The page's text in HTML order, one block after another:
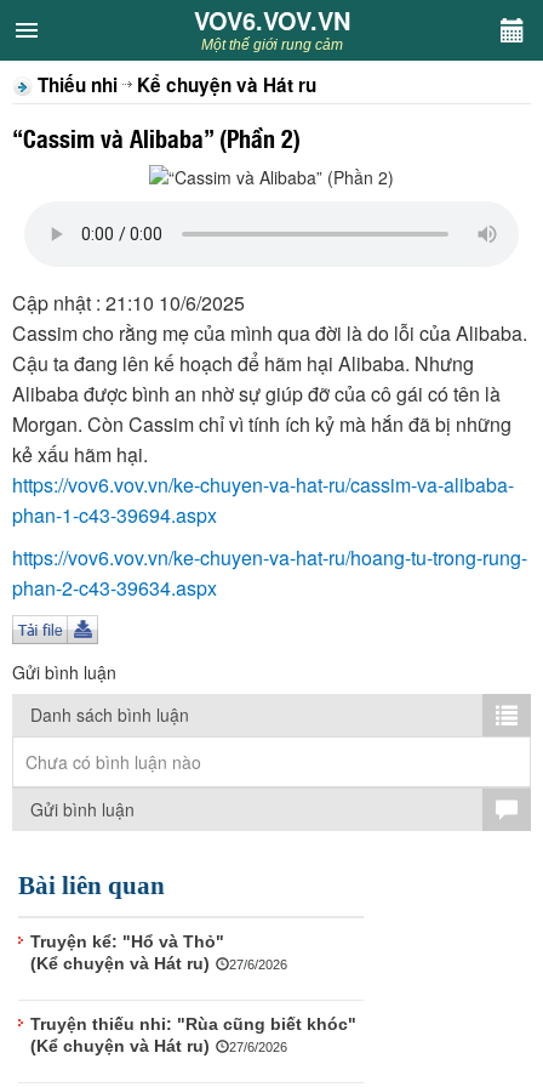
VOV6.VOV.VN
CHUYÊN MỤC
Khách VOV6
Sân khấu
Thiếu nhi
Kết nối VOV6
TÌM KIẾM
VOV6.VOV.VN
Một thế giới rung cảm
Thiếu nhi Kể chuyện và Hát ru
“Cassim và Alibaba” (Phần 2)
Cập nhật : 21:10 10/6/2025
Cassim cho rằng mẹ của mình qua đời là do lỗi của Alibaba.
Cậu ta đang lên kế hoạch để hãm hại Alibaba. Nhưng
Alibaba được bình an nhờ sự giúp đỡ của cô gái có tên là
Morgan. Còn Cassim chỉ vì tính ích kỷ mà hắn đã bị những
kẻ xấu hãm hại.
https://vov6.vov.vn/ke-chuyen-va-hat-ru/cassim-va-alibaba-
phan-1-c43-39694.aspx
https://vov6.vov.vn/ke-chuyen-va-hat-ru/hoang-tu-trong-rung-
phan-2-c43-39634.aspx
Gửi bình luận
Danh sách bình luận
Chưa có bình luận nào
Gửi bình luận
Bài liên quan
Truyện kể: "Hổ và Thỏ"
(Kể chuyện và Hát ru)
27/6/2026
Truyện thiếu nhi: "Rùa cũng biết khóc"
(Kể chuyện và Hát ru)
27/6/2026